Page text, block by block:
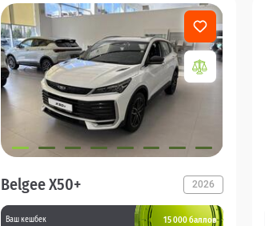
Belgee X50+ 2026
Ваш кешбек 15 000 баллов